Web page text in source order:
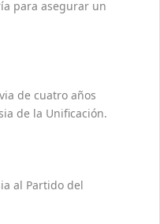
para asegurar un
de cuatro años
de la Unificación.
al Partido del